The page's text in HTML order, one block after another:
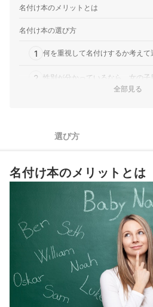
名付け本のメリットとは
名付け本の選び方
1 何を重視して名付けするか考えて
2 性別が分かっているなら、女の子
名付け本全50商品おすすめ人気ランキン
名付け本の売れ筋ランキングもチェック！
全部見る
選び方
名付け本のメリットとは